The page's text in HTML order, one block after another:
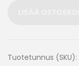
Tuotetunnus (SKU):